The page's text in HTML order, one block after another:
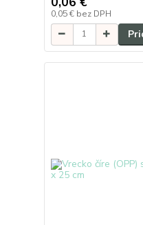
0,05 € bez DPH